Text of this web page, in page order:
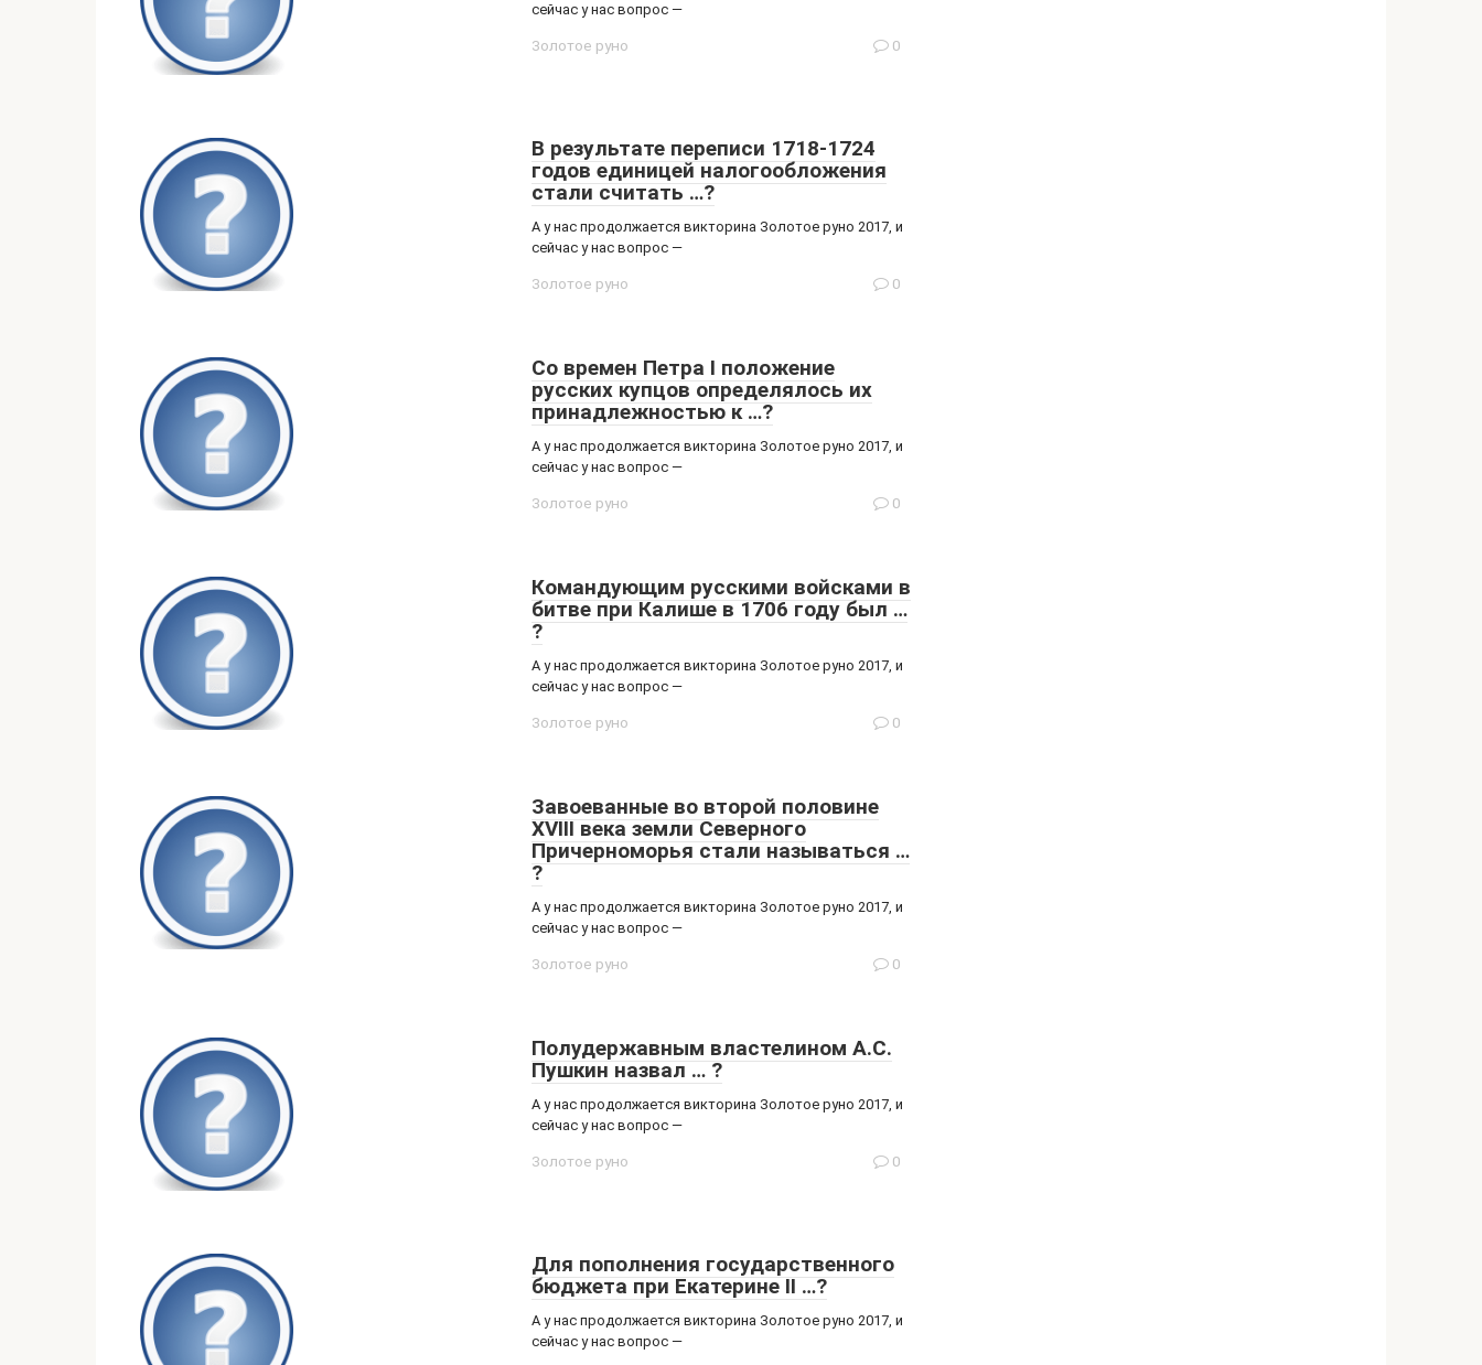
сейчас у нас вопрос —
Золотое руно 0
В результате переписи 1718-1724
годов единицей налогообложения
стали считать …?
А у нас продолжается викторина Золотое руно 2017, и
сейчас у нас вопрос —
Золотое руно 0
Со времен Петра I положение
русских купцов определялось их
принадлежностью к …?
А у нас продолжается викторина Золотое руно 2017, и
сейчас у нас вопрос —
Золотое руно 0
Командующим русскими войсками в
битве при Калише в 1706 году был …
?
А у нас продолжается викторина Золотое руно 2017, и
сейчас у нас вопрос —
Золотое руно 0
Завоеванные во второй половине
XVIII века земли Северного
Причерноморья стали называться …
?
А у нас продолжается викторина Золотое руно 2017, и
сейчас у нас вопрос —
Золотое руно 0
Полудержавным властелином А.С.
Пушкин назвал … ?
А у нас продолжается викторина Золотое руно 2017, и
сейчас у нас вопрос —
Золотое руно 0
Для пополнения государственного
бюджета при Екатерине II …?
А у нас продолжается викторина Золотое руно 2017, и
сейчас у нас вопрос —